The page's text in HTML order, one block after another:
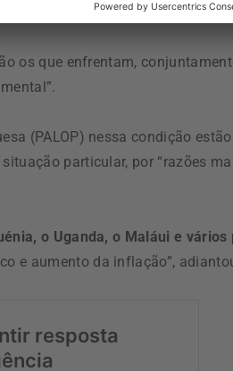
destes problemas”, referiu.
os que enfrentam,
(PALOP) nessa condição estão
particular, por “razões
o Uganda, o Maláui e vários
e aumento da inflação”,